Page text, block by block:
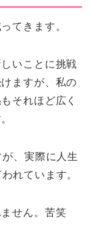
てきます。
いことに挑戦
ますが、私の
それほど広く
、実際に人生
れています。
せん。苦笑